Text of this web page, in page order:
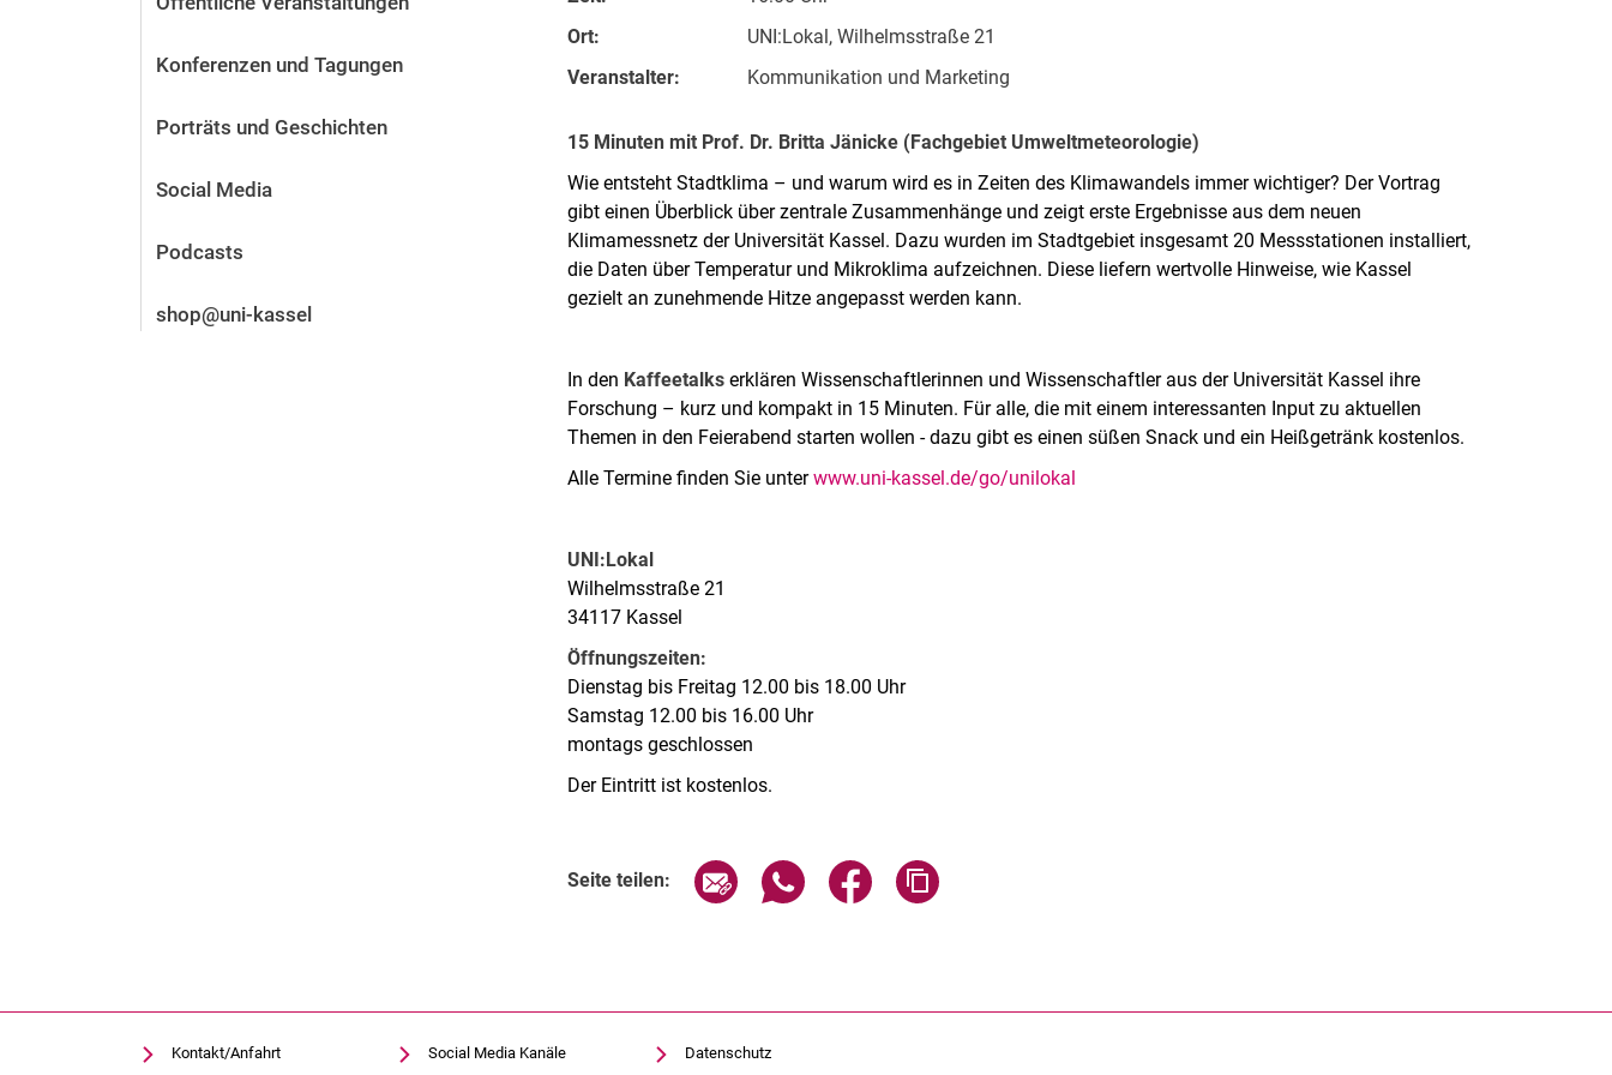
Stellenangebote
Alum­ni und Freunde
Kontakt und Standorte
Konferenzen und Tagungen
Porträts und Geschichten
Social Media
Podcasts
shop@uni-kassel
Ort:
UNI:Lokal, Wilhelmsstraße 21
Veranstalter:
Kommunikation und Marketing
15 Minuten mit Prof. Dr. Britta Jänicke (Fachgebiet Umweltmeteorologie)
Wie entsteht Stadtklima – und warum wird es in Zeiten des Klimawandels immer wichtiger? Der Vortrag
gibt einen Überblick über zentrale Zusammenhänge und zeigt erste Ergebnisse aus dem neuen
Klimamessnetz der Universität Kassel. Dazu wurden im Stadtgebiet insgesamt 20 Messstationen installiert,
die Daten über Temperatur und Mikroklima aufzeichnen. Diese liefern wertvolle Hinweise, wie Kassel
gezielt an zunehmende Hitze angepasst werden kann.
In den Kaffeetalkserklären Wissenschaftlerinnen und Wissenschaftler aus der Universität Kassel ihre
Forschung – kurz und kompakt in 15 Minuten. Für alle, die mit einem interessanten Input zu aktuellen
Themen in den Feierabend starten wollen - dazu gibt es einen süßen Snack und ein Heißgetränk kostenlos.
Alle Termine finden Sie unterwww.uni-kassel.de/go/unilokal
UNI:Lokal
Wilhelmsstraße 21
34117 Kassel
Öffnungszeiten:
Dienstag bis Freitag 12.00 bis 18.00 Uhr
Samstag 12.00 bis 16.00 Uhr
montags geschlossen
Der Eintritt ist kostenlos.
Seite teilen: Seite über E-Mail teilen
Seite über WhatsApp teilen (externer Link, öffnet neues Fenster)
Seite über Facebook teilen (externer Link, öffnet neues Fenster)
Kontakt/Anfahrt Social Media Kanäle Datenschutz